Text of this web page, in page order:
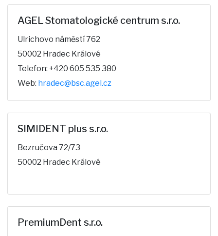
AGEL Stomatologické centrum s.r.o.
Ulrichovo náměstí 762
50002 Hradec Králové
Telefon: +420 605 535 380
Web: hradec@bsc.agel.cz
SIMIDENT plus s.r.o.
Bezručova 72/73
50002 Hradec Králové
PremiumDent s.r.o.